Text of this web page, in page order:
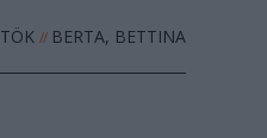
//BERTA, BETTINA